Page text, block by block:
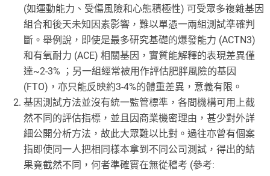
(如運動能力、受傷風險和心態積極性) 可受眾多複雜基因
組合和後天未知因素影響，難以單憑一兩組測試準確判
斷。舉例說，即使是最多研究基礎的爆發能力 (ACTN3)
和有氧耐力 (ACE) 相關基因，實質能解釋的表現差異僅
達~2-3% ；另一組經常被用作評估肥胖風險的基因
(FTO)，亦只能反映約3-4%的體重差異，意義有限。
基因測試方法並沒有統一監管標準，各間機構可用上截
然不同的評估指標，並且因商業機密理由，甚少對外詳
細公開分析方法，故此大眾難以比對。過往亦曾有個案
指即使同一人把相同樣本拿到不同公司測試，得出的結
果竟截然不同，何者準確實在無從稽考 (參考: